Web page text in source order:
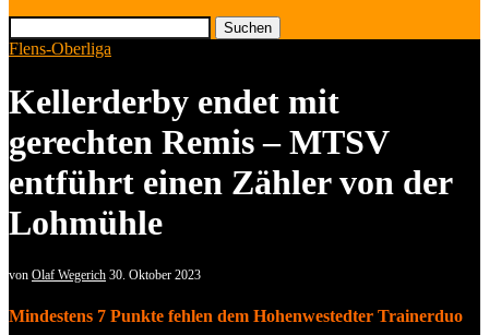
Suchen
Flens-Oberliga
Kellerderby endet mit
gerechten Remis – MTSV
entführt einen Zähler von der
Lohmühle
von Olaf Wegerich 30. Oktober 2023
Mindestens 7 Punkte fehlen dem Hohenwestedter Trainerduo